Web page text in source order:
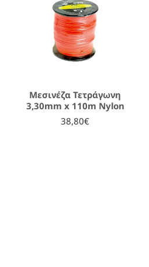
Μεσινέζα Τετράγωνη
3,30mm x 110m Nylon
38,80€